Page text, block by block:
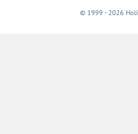
© 1999 - 2026